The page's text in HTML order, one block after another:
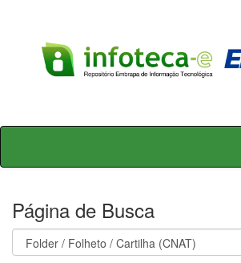
Skip
Página de Busca